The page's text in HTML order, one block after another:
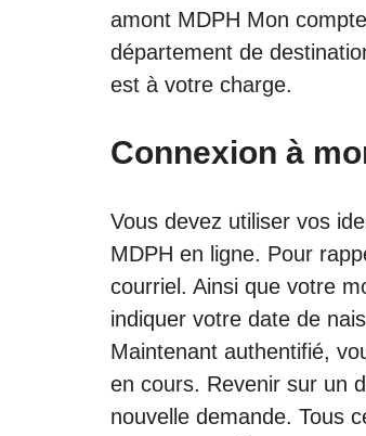
amont MDPH Mon compte
département de
est à votre charge.
Connexion à
Vous devez utiliser vos
MDPH en ligne. Pour
courriel. Ainsi que votre
indiquer votre date de
Maintenant authentifié,
en cours. Revenir sur un
nouvelle demande. Tous